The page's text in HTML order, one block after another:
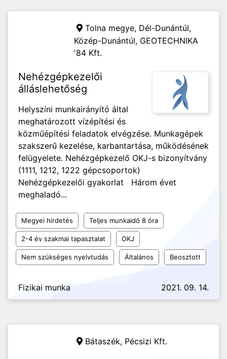
Tolna megye, Dél-Dunántúl,
Közép-Dunántúl, GEOTECHNIKA
'84 Kft.
Nehézgépkezelői
álláslehetőség
Helyszíni munkairányító által
meghatározott vízépítési és
közműépítési feladatok elvégzése. Munkagépek
szakszerű kezelése, karbantartása, működésének
felügyelete. Nehézgépkezelő OKJ-s bizonyítvány
(1111, 1212, 1222 gépcsoportok)
Nehézgépkezelői gyakorlat Három évet
meghaladó...
Megyei hirdetés Teljes munkaidő 8 óra
2-4 év szakmai tapasztalat OKJ
Nem szükséges nyelvtudás Általános Beosztott
Fizikai munka 2021. 09. 14.
Bátaszék, Pécsizi Kft.